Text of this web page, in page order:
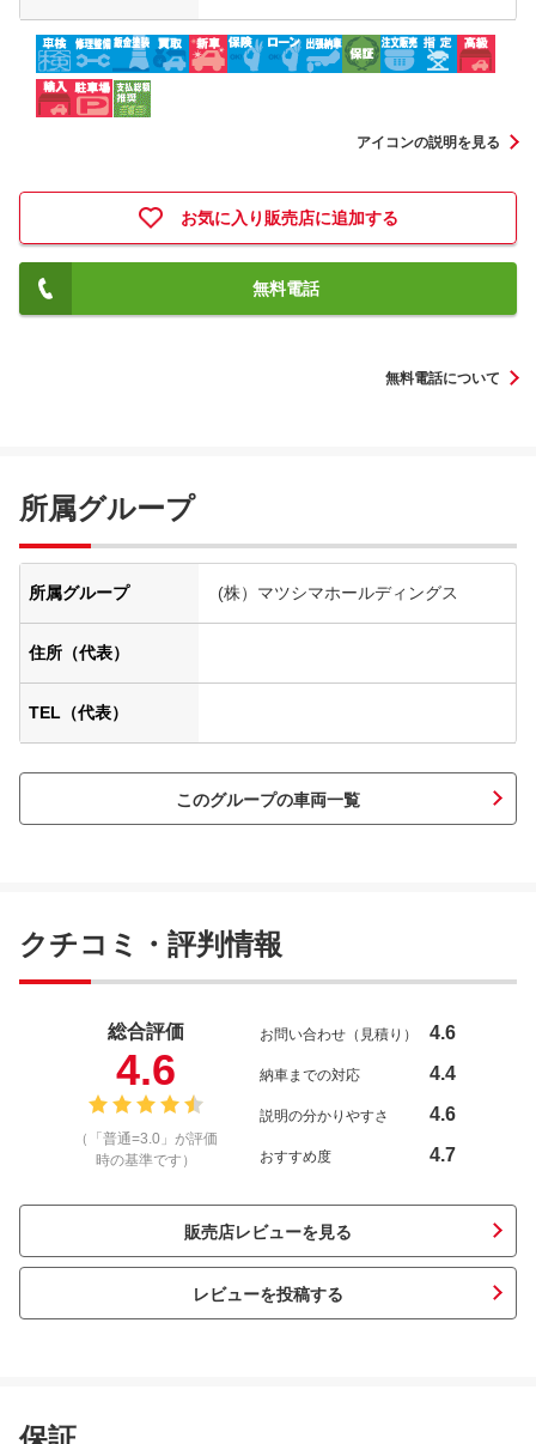
アイコンの説明を見る
お気に入り販売店に追加する
無料電話
無料電話について
所属グループ
所属グループ (株）マツシマホールディングス
住所（代表）
TEL（代表）
このグループの車両一覧
クチコミ・評判情報
総合評価
4.6
（「普通=3.0」が評価
時の基準です）
お問い合わせ（見積り） 4.6
納車までの対応 4.4
説明の分かりやすさ 4.6
おすすめ度 4.7
販売店レビューを見る
レビューを投稿する